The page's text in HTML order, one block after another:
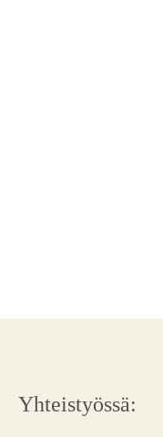
Yhteistyössä: